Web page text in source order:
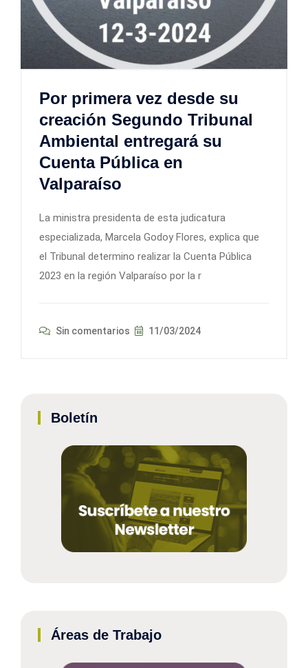
Por primera vez desde su
creación Segundo Tribunal
Ambiental entregará su
Cuenta Pública en
Valparaíso
La ministra presidenta de esta judicatura
especializada, Marcela Godoy Flores, explica que
el Tribunal determino realizar la Cuenta Pública
2023 en la región Valparaíso por la r
Sin comentarios 11/03/2024
Boletín
Áreas de Trabajo